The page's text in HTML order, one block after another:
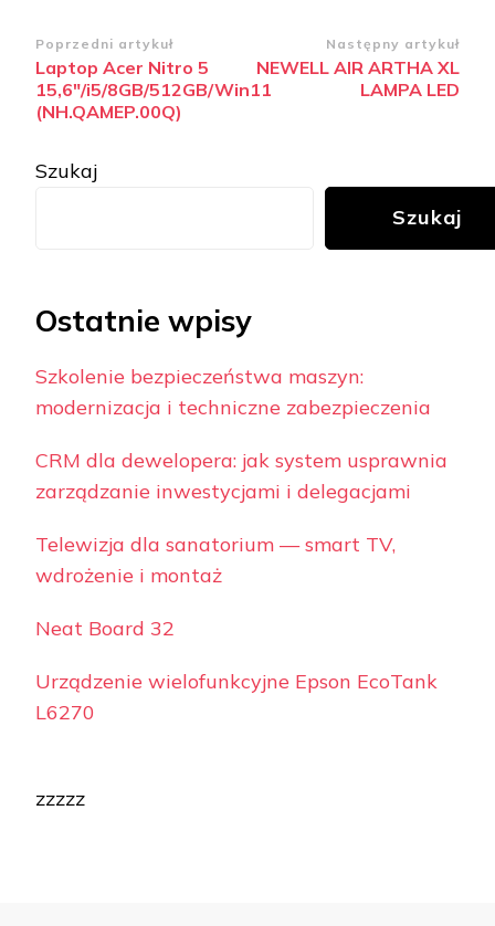
Zobacz
wpisy
Poprzedni artykuł
Laptop Acer Nitro 5
15,6″/i5/8GB/512GB/Win11
(NH.QAMEP.00Q)
Następny artykuł
NEWELL AIR ARTHA XL
LAMPA LED
Szukaj
Szukaj
Ostatnie wpisy
Szkolenie bezpieczeństwa maszyn:
modernizacja i techniczne zabezpieczenia
CRM dla dewelopera: jak system usprawnia
zarządzanie inwestycjami i delegacjami
Telewizja dla sanatorium — smart TV,
wdrożenie i montaż
Neat Board 32
Urządzenie wielofunkcyjne Epson EcoTank
L6270
zzzzz